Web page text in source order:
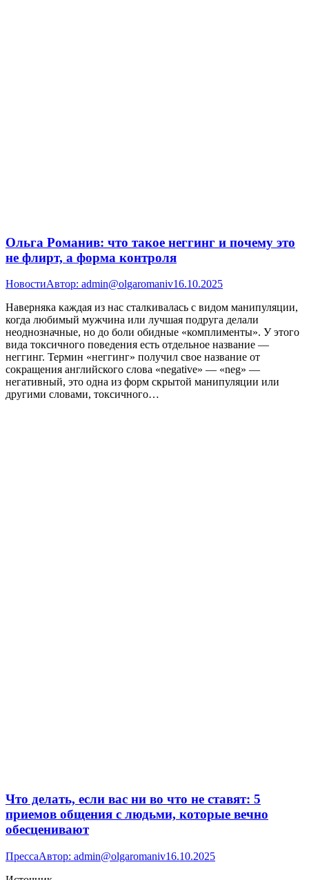
Ольга Романив: что такое неггинг и почему это
не флирт, а форма контроля
НовостиАвтор: admin@olgaromaniv16.10.2025
Наверняка каждая из нас сталкивалась с видом манипуляции,
когда любимый мужчина или лучшая подруга делали
неоднозначные, но до боли обидные «комплименты». У этого
вида токсичного поведения есть отдельное название —
неггинг. Термин «неггинг» получил свое название от
сокращения английского слова «negative» — «neg» —
негативный, это одна из форм скрытой манипуляции или
другими словами, токсичного…
Что делать, если вас ни во что не ставят: 5
приемов общения с людьми, которые вечно
обесценивают
ПрессаАвтор: admin@olgaromaniv16.10.2025